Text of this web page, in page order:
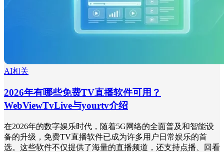
AI相关
2026年有哪些免费TV直播软件可用？
WebViewTvLive与yourtv介绍
在2026年的数字娱乐时代，随着5G网络的全面普及和智能设
备的升级，免费TV直播软件已成为许多用户日常娱乐的首
选。这些软件不仅提供了海量的直播频道，还支持点播、回看